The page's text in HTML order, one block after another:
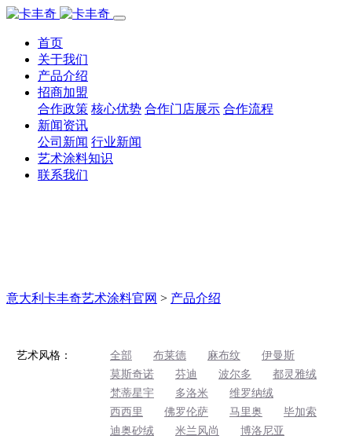
首页
关于我们
产品介绍
招商加盟
合作政策 核心优势 合作门店展示 合作流程
新闻资讯
公司新闻 行业新闻
艺术涂料知识
联系我们
意大利卡丰奇艺术涂料官网 > 产品介绍
艺术风格： 全部 布莱德 麻布纹
伊曼斯
莫斯奇诺
芬迪 波尔多
都灵雅绒
梵蒂星宇
多洛米
维罗纳绒
西西里
佛罗伦萨 马里奥
毕加索
迪奥砂绒
米兰风尚
博洛尼亚